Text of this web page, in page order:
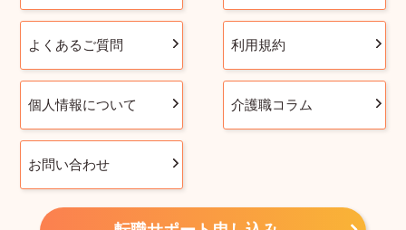
よくあるご質問 利用規約
個人情報について 介護職コラム
お問い合わせ